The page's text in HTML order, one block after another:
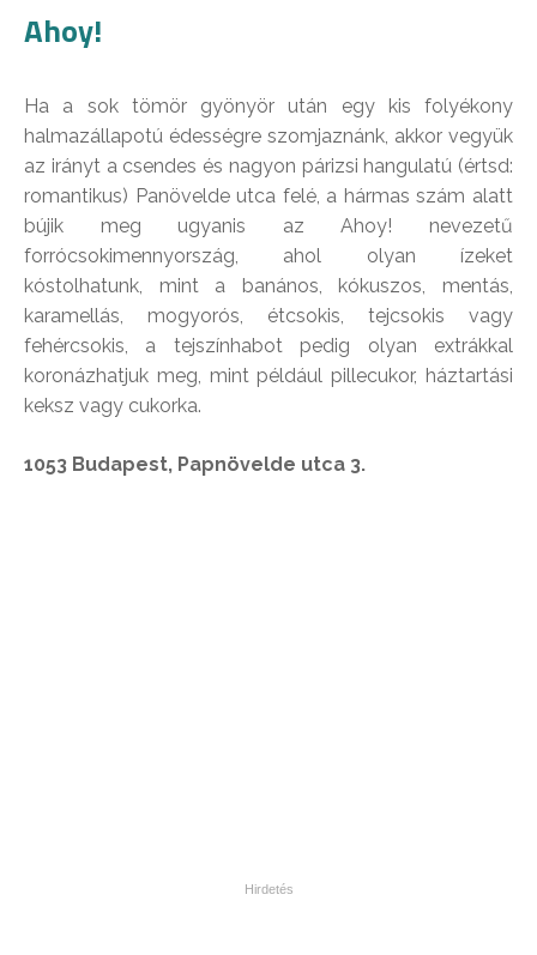
Ahoy!
Ha a sok tömör gyönyör után egy kis folyékony
halmazállapotú édességre szomjaznánk, akkor vegyük
az irányt a csendes és nagyon párizsi hangulatú (értsd:
romantikus) Panövelde utca felé, a hármas szám alatt
bújik meg ugyanis az Ahoy! nevezetű
forrócsokimennyország, ahol olyan ízeket
kóstolhatunk, mint a banános, kókuszos, mentás,
karamellás, mogyorós, étcsokis, tejcsokis vagy
fehércsokis, a tejszínhabot pedig olyan extrákkal
koronázhatjuk meg, mint például pillecukor, háztartási
keksz vagy cukorka.
1053 Budapest, Papnövelde utca 3.